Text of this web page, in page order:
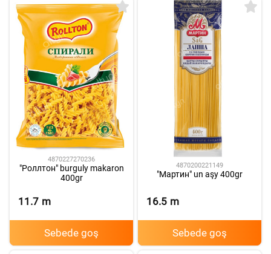
4870227270236
"Роллтон" burguly makaron
400gr
11.7 m
Sebede goş
4870200221149
"Мартин" un aşy 400gr
16.5 m
Sebede goş